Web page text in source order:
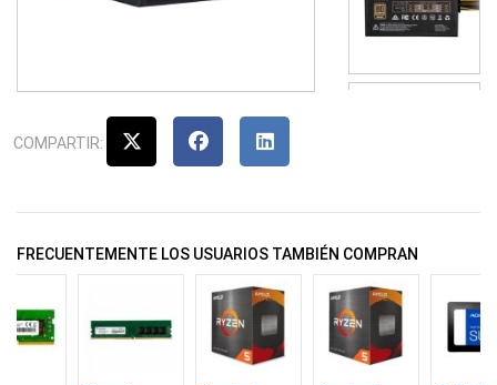
COMPARTIR:
FRECUENTEMENTE LOS USUARIOS TAMBIÉN COMPRAN